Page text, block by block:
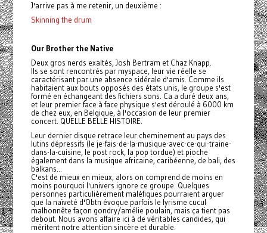
J'arrive pas à me retenir, un deuxième :
Skinning the drum
Our Brother the Native
Deux gros nerds exaltés, Josh Bertram et Chaz Knapp.
Ils se sont rencontrés par myspace, leur vie réelle se
caractérisant par une absence sidérale d'amis. Comme ils
habitaient aux bouts opposés des états unis, le groupe s'est
formé en échangeant des fichiers sons. Ca a duré deux ans,
et leur premier face à face physique s'est déroulé à 6000 km
de chez eux, en Belgique, à l'occasion de leur premier
concert. QUELLE BELLE HISTOIRE.
Leur dernier disque retrace leur cheminement au pays des
lutins dépressifs (le je-fais-de-la-musique-avec-ce-qui-traine-
dans-la-cuisine, le post rock, la pop tordue) et pioche
également dans la musique africaine, caribéenne, de bali, des
balkans...
C'est de mieux en mieux, alors on comprend de moins en
moins pourquoi l'univers ignore ce groupe. Quelques
personnes particulièrement maléfiques pourraient arguer
que la naïveté d'Obtn évoque parfois le lyrisme cucul
malhonnête façon gondry/amélie poulain, mais ça tient pas
debout. Nous avons affaire ici à de véritables candides, qui
méritent notre attention sincère et durable.